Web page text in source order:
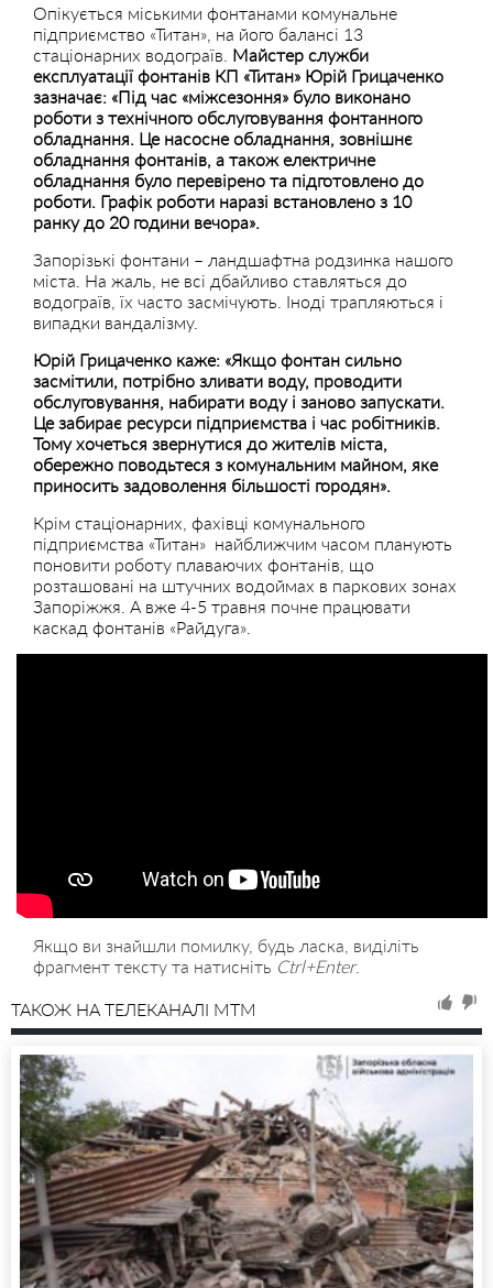
Опікується міськими фонтанами комунальне
підприємство «Титан», на його балансі 13
стаціонарних водограїв. Майстер служби
експлуатації фонтанів КП «Титан» Юрій Грицаченко
зазначає: «Під час «міжсезоння» було виконано
роботи з технічного обслуговування фонтанного
обладнання. Це насосне обладнання, зовнішнє
обладнання фонтанів, а також електричне
обладнання було перевірено та підготовлено до
роботи. Графік роботи наразі встановлено з 10
ранку до 20 години вечора».
Запорізькі фонтани – ландшафтна родзинка нашого
міста. На жаль, не всі дбайливо ставляться до
водограїв, їх часто засмічують. Іноді трапляються і
випадки вандалізму.
Юрій Грицаченко каже: «Якщо фонтан сильно
засмітили, потрібно зливати воду, проводити
обслуговування, набирати воду і заново запускати.
Це забирає ресурси підприємства і час робітників.
Тому хочеться звернутися до жителів міста,
обережно поводьтеся з комунальним майном, яке
приносить задоволення більшості городян».
Крім стаціонарних, фахівці комунального
підприємства «Титан» найближчим часом планують
поновити роботу плаваючих фонтанів, що
розташовані на штучних водоймах в паркових зонах
Запоріжжя. А вже 4-5 травня почне працювати
каскад фонтанів «Райдуга».
Якщо ви знайшли помилку, будь ласка, виділіть
фрагмент тексту та натисніть Ctrl+Enter.
ТАКОЖ НА ТЕЛЕКАНАЛІ MTM